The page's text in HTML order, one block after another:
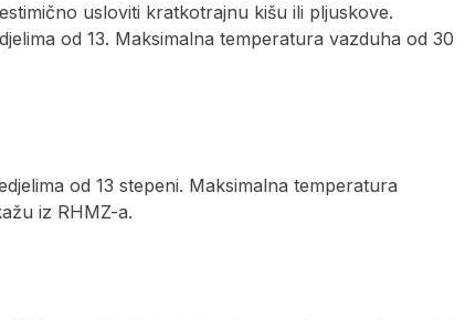
usloviti kratkotrajnu kišu ili pljuskove.
od 13. Maksimalna temperatura vazduha od 30
od 13 stepeni. Maksimalna temperatura
iz RHMZ-a.